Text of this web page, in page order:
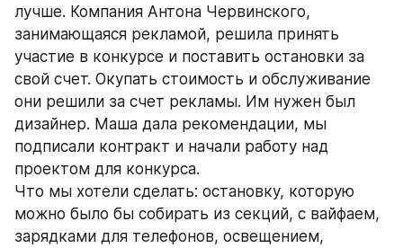
лучше. Компания Антона Червинского,
занимающаяся рекламой, решила принять
участие в конкурсе и поставить остановки за
свой счет. Окупать стоимость и обслуживание
они решили за счет рекламы. Им нужен был
дизайнер. Маша дала рекомендации, мы
подписали контракт и начали работу над
проектом для конкурса.
Что мы хотели сделать: остановку, которую
можно было бы собирать из секций, с вайфаем,
зарядками для телефонов, освещением,